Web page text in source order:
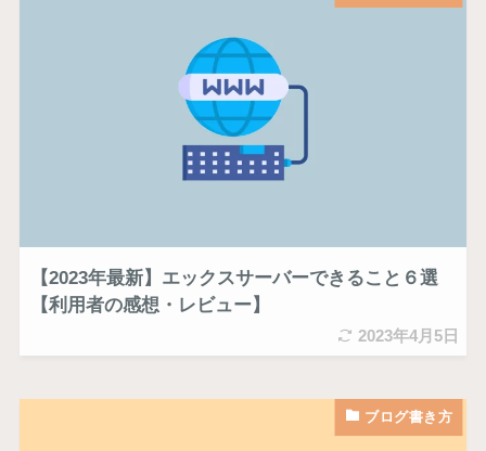
【2023年最新】エックスサーバーできること６選
【利用者の感想・レビュー】
2023年4月5日
ブログ書き方